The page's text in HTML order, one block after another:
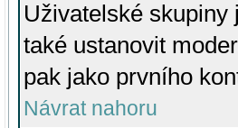
Uživatelské skupiny
také ustanovit
pak jako prvního
Návrat nahoru